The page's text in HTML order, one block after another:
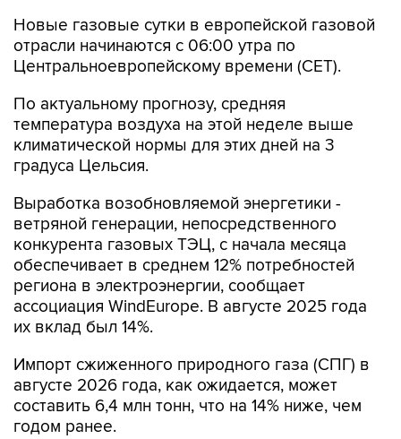
Новые газовые сутки в европейской газовой
отрасли начинаются c 06:00 утра по
Центральноевропейскому времени (CET).
По актуальному прогнозу, средняя
температура воздуха на этой неделе выше
климатической нормы для этих дней на 3
градуса Цельсия.
Выработка возобновляемой энергетики -
ветряной генерации, непосредственного
конкурента газовых ТЭЦ, с начала месяца
обеспечивает в среднем 12% потребностей
региона в электроэнергии, сообщает
ассоциация WindEurope. В августе 2025 года
их вклад был 14%.
Импорт сжиженного природного газа (СПГ) в
августе 2026 года, как ожидается, может
составить 6,4 млн тонн, что на 14% ниже, чем
годом ранее.